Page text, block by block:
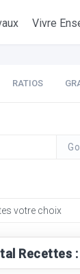
Vivre
RATIOS
Recettes :